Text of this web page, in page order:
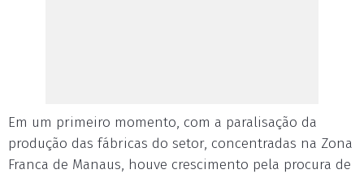
Em um primeiro momento, com a paralisação da
produção das fábricas do setor, concentradas na Zona
Franca de Manaus, houve crescimento pela procura de